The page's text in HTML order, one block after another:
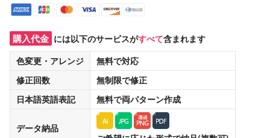
購入代金 には以下のサービスがすべて含まれます
色変更・アレンジ
無料で対応
修正回数
無制限で修正
日本語英語表記
無料で両パターン作成
データ納品